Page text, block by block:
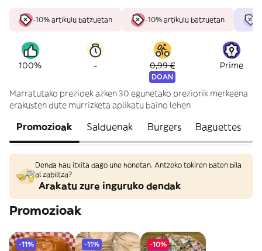
-10% artikulu batzuetan -10% artikulu batzuetan
100% - 0,99 €
DOAN
Prime
Marratutako prezioek azken 30 egunetako preziorik merkeena
erakusten dute murrizketa aplikatu baino lehen
Promozioak Salduenak Burgers Baguettes
Denda hau itxita dago une honetan. Antzeko tokiren baten bila
al zabiltza?
Arakatu zure inguruko dendak
Promozioak
-11% -11%
-10%